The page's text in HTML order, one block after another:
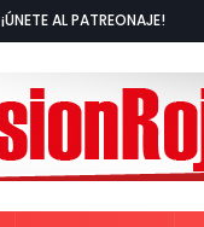
¡ÚNETE AL PATREONAJE!